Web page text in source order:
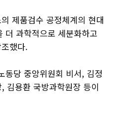
제품검수 공정체계의 현대
더 과학적으로 세분화하고
했다.
동당 중앙위원회 비서, 김정
김용환 국방과학원장 등이